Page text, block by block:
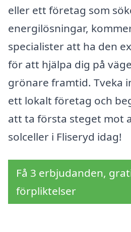
eller ett företag som
energilösningar,
specialister att ha den
för att hjälpa dig på
grönare framtid. Tveka
ett lokalt företag och
att ta första steget mot
solceller i Fliseryd idag!
Få 3 erbjudanden,
förpliktelser